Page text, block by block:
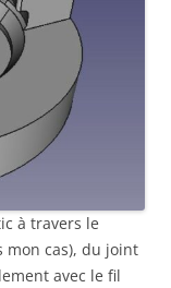
à travers le
mon cas), du joint
avec le fil